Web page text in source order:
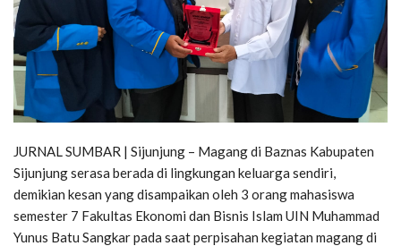
JURNAL SUMBAR | Sijunjung – Magang di Baznas Kabupaten
Sijunjung serasa berada di lingkungan keluarga sendiri,
demikian kesan yang disampaikan oleh 3 orang mahasiswa
semester 7 Fakultas Ekonomi dan Bisnis Islam UIN Muhammad
Yunus Batu Sangkar pada saat perpisahan kegiatan magang di